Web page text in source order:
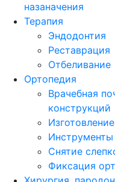
назаначения
Терапия
Эндодонтия
Реставрация
Отбеливание
Ортопедия
Врачебная
конструкций
Снятие
Фиксация